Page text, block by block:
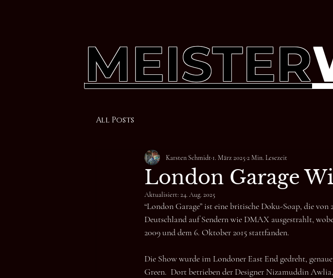
MEISTER
All Posts
London Garage
Karsten Schmidt 1. März 2025 2 Min. Lesezeit
Aktualisiert: 24. Aug. 2025
“London Garage” ist eine britische Doku-Soap, die
Deutschland auf Sendern wie DMAX ausgestrahlt,
2009 und dem 6. Oktober 2015 stattfanden.
Die Show wurde im Londoner East End gedreht,
Green.  Dort betrieben der Designer Nizamuddin